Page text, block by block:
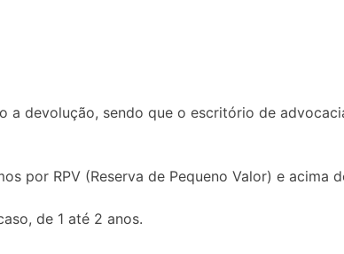
devolução, sendo que o escritório de
por RPV (Reserva de Pequeno Valor) e acima
de 1 até 2 anos.